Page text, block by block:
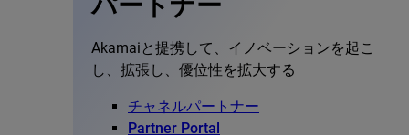
パートナー
Akamaiと提携して、イノベーションを起こ
し、拡張し、優位性を拡大する
チャネルパートナー
Partner Portal